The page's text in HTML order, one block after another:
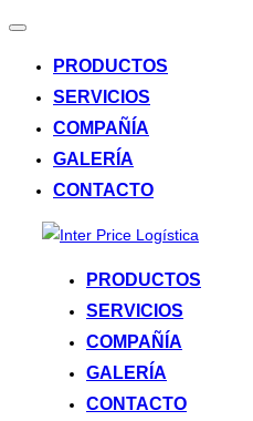
Alternar
navegaciónPRODUCTOS
SERVICIOS
COMPAÑÍA
GALERÍA
CONTACTO
Saltar
contenido
PRODUCTOS
SERVICIOS
COMPAÑÍA
GALERÍA
CONTACTO